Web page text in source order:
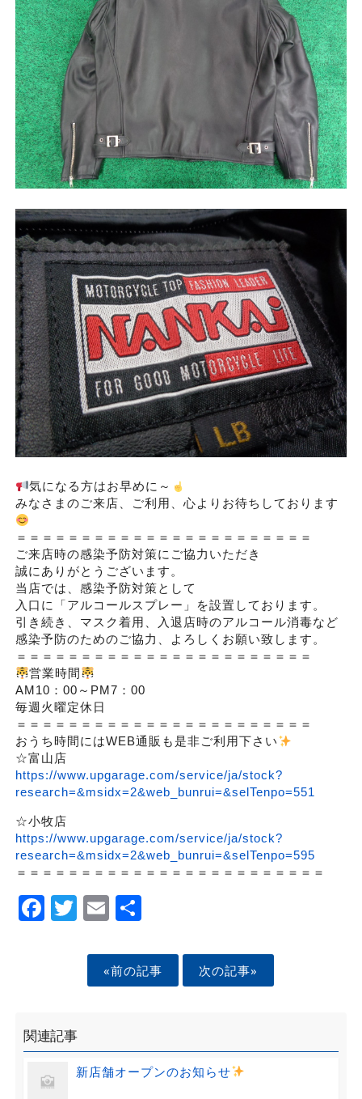
気になる方はお早めに～
みなさまのご来店、ご利用、心よりお待ちしております
＝＝＝＝＝＝＝＝＝＝＝＝＝＝＝＝＝＝＝＝＝＝＝
ご来店時の感染予防対策にご協力いただき
誠にありがとうございます。
当店では、感染予防対策として
入口に「アルコールスプレー」を設置しております。
引き続き、マスク着用、入退店時のアルコール消毒など
感染予防のためのご協力、よろしくお願い致します。
＝＝＝＝＝＝＝＝＝＝＝＝＝＝＝＝＝＝＝＝＝＝＝
営業時間
AM10：00～PM7：00
毎週火曜定休日
＝＝＝＝＝＝＝＝＝＝＝＝＝＝＝＝＝＝＝＝＝＝＝
おうち時間にはWEB通販も是非ご利用下さい
☆富山店
https://www.upgarage.com/service/ja/stock?
research=&msidx=2&web_bunrui=&selTenpo=551
☆小牧店
https://www.upgarage.com/service/ja/stock?
research=&msidx=2&web_bunrui=&selTenpo=595
＝＝＝＝＝＝＝＝＝＝＝＝＝＝＝＝＝＝＝＝＝＝＝＝
Facebook
Twitter
EmailShare
«前の記事 次の記事»
関連記事
新店舗オープンのお知らせ